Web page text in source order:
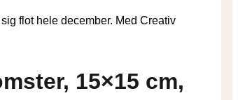
flot hele december. Med Creativ
15×15 cm,